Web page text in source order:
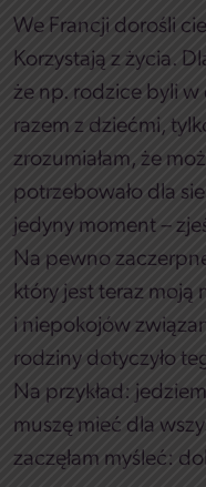
We Francji dorośli
Korzystają z życia.
że np. rodzice byli w
razem z dziećmi,
zrozumiałam, że
potrzebowało dla
jedyny moment –
Na pewno
który jest teraz moją
i niepokojów
rodziny dotyczyło
Na przykład:
muszę mieć dla
zaczęłam myśleć: